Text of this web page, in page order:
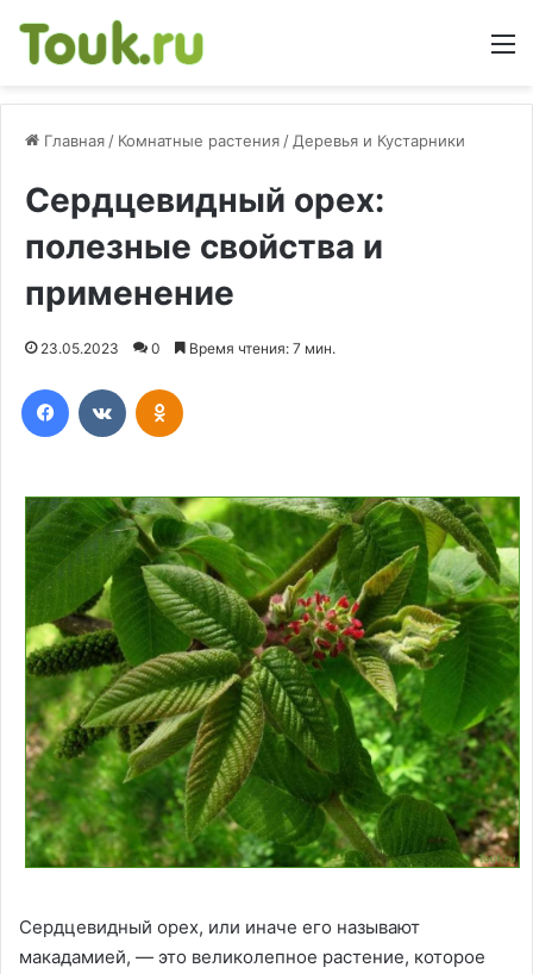
Главная / Комнатные растения / Деревья и Кустарники
Сердцевидный орех:
полезные свойства и
применение
23.05.2023 0 Время чтения: 7 мин.
Сердцевидный орех, или иначе его называют
макадамией, — это великолепное растение, которое